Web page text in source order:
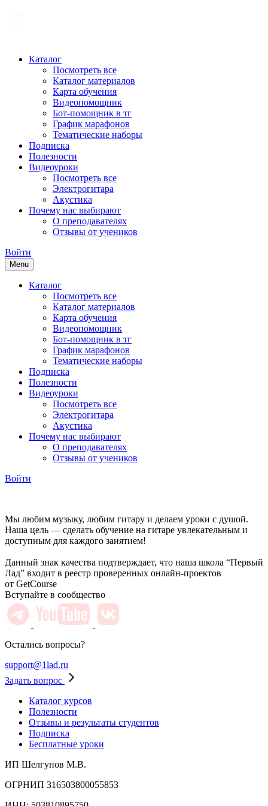
Каталог
Посмотреть все
Каталог материалов
Карта обучения
Видеопомощник
Бот-помощник в тг
График марафонов
Тематические наборы
Подписка
Полезности
Видеоуроки
Посмотреть все
Электрогитара
Акустика
Почему нас выбирают
О преподавателях
Отзывы от учеников
Войти
Menu
Каталог
Посмотреть все
Каталог материалов
Карта обучения
Видеопомощник
Бот-помощник в тг
График марафонов
Тематические наборы
Подписка
Полезности
Видеоуроки
Посмотреть все
Электрогитара
Акустика
Почему нас выбирают
О преподавателях
Отзывы от учеников
Войти
Мы любим музыку, любим гитару и делаем уроки с душой.
Наша цель — сделать обучение на гитаре увлекательным и
доступным для каждого занятием!
Данный знак качества подтверждает, что наша школа “Первый
Лад” входит в реестр проверенных онлайн-проектов
от GetCourse
Вступайте в сообщество
Остались вопросы?
support@1lad.ru
Задать вопрос
Каталог курсов
Полезности
Отзывы и результаты студентов
Подписка
Бесплатные уроки
ИП Шелгунов М.В.
ОГРНИП 316503800055853